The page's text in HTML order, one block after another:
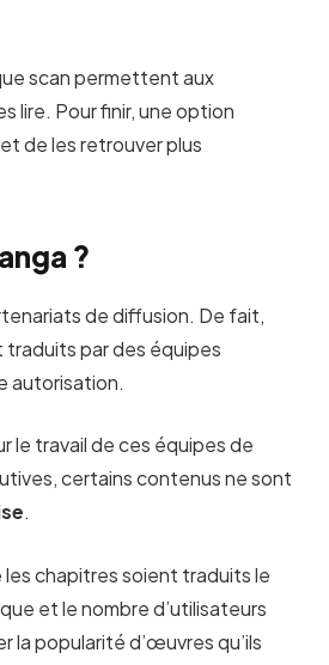
scan permettent aux
lire. Pour finir, une option
de les retrouver plus
?
de diffusion. De fait,
par des équipes
autorisation.
le travail de ces équipes de
certains contenus ne sont
.
les chapitres soient traduits le
et le nombre d’utilisateurs
popularité d’œuvres qu’ils